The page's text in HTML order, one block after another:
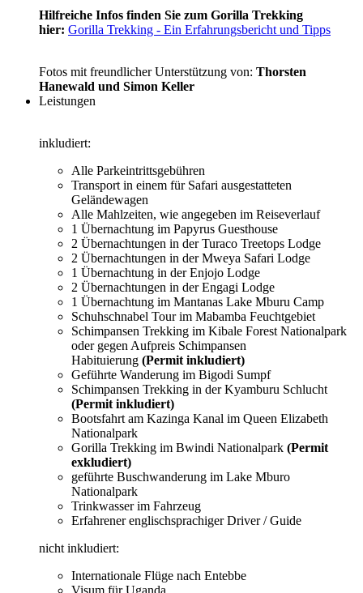
Hilfreiche Infos finden Sie zum Gorilla Trekking
hier: Gorilla Trekking - Ein Erfahrungsbericht und Tipps
Fotos mit freundlicher Unterstützung von: Thorsten
Hanewald und Simon Keller
Leistungen
inkludiert:
Alle Parkeintrittsgebühren
Transport in einem für Safari ausgestatteten
Geländewagen
Alle Mahlzeiten, wie angegeben im Reiseverlauf
1 Übernachtung im Papyrus Guesthouse
2 Übernachtungen in der Turaco Treetops Lodge
2 Übernachtungen in der Mweya Safari Lodge
1 Übernachtung in der Enjojo Lodge
2 Übernachtungen in der Engagi Lodge
1 Übernachtung im Mantanas Lake Mburu Camp
Schuhschnabel Tour im Mabamba Feuchtgebiet
Schimpansen Trekking im Kibale Forest Nationalpark
oder gegen Aufpreis Schimpansen
Habituierung (Permit inkludiert)
Geführte Wanderung im Bigodi Sumpf
Schimpansen Trekking in der Kyamburu Schlucht
(Permit inkludiert)
Bootsfahrt am Kazinga Kanal im Queen Elizabeth
Nationalpark
Gorilla Trekking im Bwindi Nationalpark (Permit
exkludiert)
geführte Buschwanderung im Lake Mburo
Nationalpark
Trinkwasser im Fahrzeug
Erfahrener englischsprachiger Driver / Guide
nicht inkludiert:
Internationale Flüge nach Entebbe
Visum für Uganda